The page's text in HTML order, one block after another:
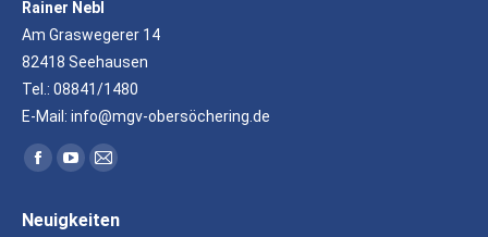
Rainer Nebl
Am Graswegerer 14
82418 Seehausen
Tel.: 08841/1480
E-Mail: info@mgv-obersöchering.de
Finden Sie uns auf:
Facebook
opens
YouTube
opens
E-
page
Neuigkeiten